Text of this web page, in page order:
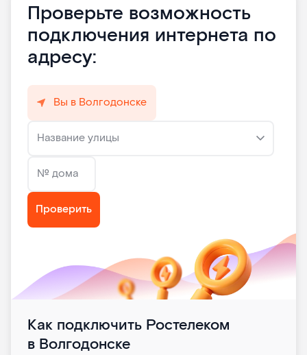
Проверьте возможность
подключения интернета по
адресу:
Вы в Волгодонске
Название улицы
№ дома
Проверить
Как подключить Ростелеком
в Волгодонске